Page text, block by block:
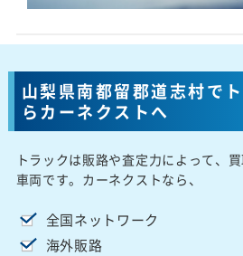
山梨県南都留郡道志村で
らカーネクストへ
トラックは販路や査定力によって、
車両です。カーネクストなら、
全国ネットワーク
海外販路